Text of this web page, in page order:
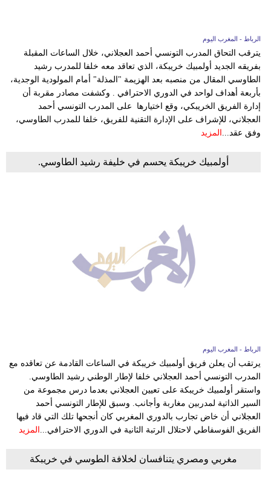
الرباط - المغرب اليوم
يترقب التحاق المدرب التونسي أحمد العجلاني، خلال الساعات المقبلة
بفريقه الجديد أولمبيك خريبكة، الذي تعاقد معه خلفا للمدرب رشيد
الطاوسي المقال من منصبه بعد الهزيمة "المذلة" أمام المولودية الوجدية،
بأربعة أهداف لواحد في الدوري الاحترافي . وكشفت مصادر مقربة أن
إدارة الفريق الخريبكي، وقع اختيارها على المدرب التونسي أحمد
العجلاني، للإشراف على الإدارة التقنية للفريق، خلفا للمدرب الطاوسي،
وفق عقد... المزيد
أولمبيك خريبكة يحسم في خليفة رشيد الطاوسي.
الرباط - المغرب اليوم
يرتقب أن يعلن فريق أولمبيك خريبكة في الساعات القادمة عن تعاقده مع
المدرب التونسي أحمد العجلاني خلفا لإطار الوطني رشيد الطاوسي.
واستقر أولمبيك خريبكة على تعيين العجلاني بعدما درس مجموعة من
السير الذاتية لمدربين مغاربة وأجانب. وسبق للإطار التونسي أحمد
العجلاني أن خاض تجارب بالدوري المغربي كان أنجحها تلك التي قاد فيها
الفريق الفوسفاطي لاحتلال الرتبة الثانية في الدوري الاحترافي... المزيد
مغربي ومصري يتنافسان لخلافة الطوسي في خريبكة